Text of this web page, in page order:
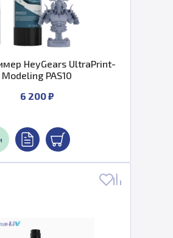
HeyGears UltraPrint-
Modeling PAS10
6 200 ₽